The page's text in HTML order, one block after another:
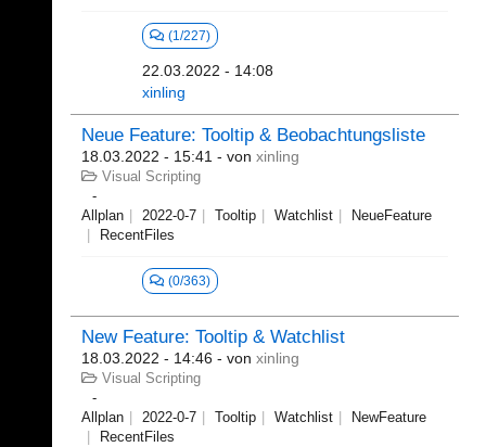
(1/227)
22.03.2022 - 14:08
xinling
Neue Feature: Tooltip & Beobachtungsliste
18.03.2022 - 15:41 - von xinling
Visual Scripting
Allplan 2022-0-7 Tooltip Watchlist
NeueFeature
RecentFiles
(0/363)
New Feature: Tooltip & Watchlist
18.03.2022 - 14:46 - von xinling
Visual Scripting
Allplan 2022-0-7 Tooltip Watchlist
NewFeature
RecentFiles